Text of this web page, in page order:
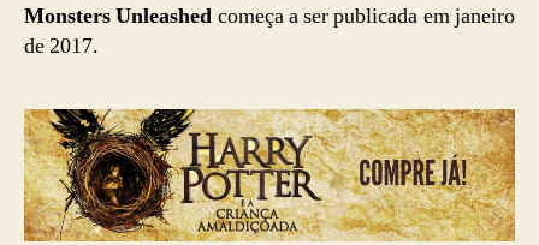
Monsters Unleashed começa a ser publicada em janeiro
de 2017.